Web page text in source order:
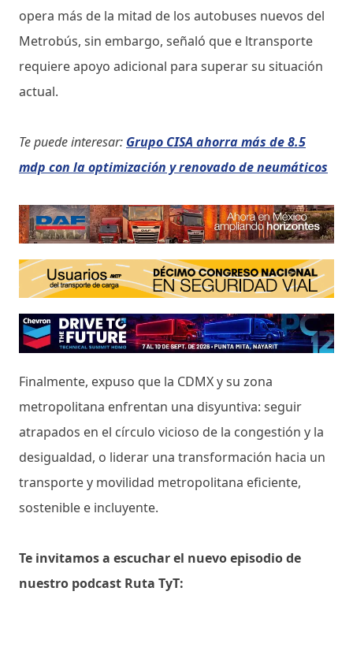
opera más de la mitad de los autobuses nuevos del
Metrobús, sin embargo, señaló que e ltransporte
requiere apoyo adicional para superar su situación
actual.
Te puede interesar: Grupo CISA ahorra más de 8.5
mdp con la optimización y renovado de neumáticos
Finalmente, expuso que la CDMX y su zona
metropolitana enfrentan una disyuntiva: seguir
atrapados en el círculo vicioso de la congestión y la
desigualdad, o liderar una transformación hacia un
transporte y movilidad metropolitana eficiente,
sostenible e incluyente.
Te invitamos a escuchar el nuevo episodio de
nuestro podcast Ruta TyT: